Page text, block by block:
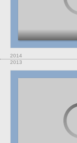
2014
2013